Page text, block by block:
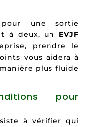
une sortie
à deux, un EVJF
prendre le
vous aidera à
plus fluide
pour
à vérifier qui